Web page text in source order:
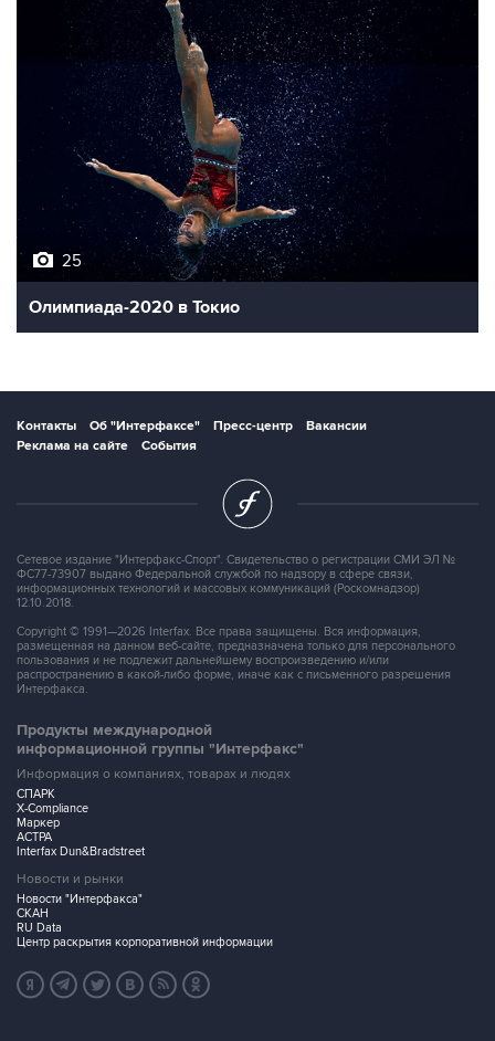
25
Олимпиада-2020 в Токио
Контакты Об "Интерфаксе" Пресс-центр
Вакансии
Реклама на сайте
События
Сетевое издание "Интерфакс-Спорт". Свидетельство о регистрации СМИ ЭЛ №
ФС77-73907 выдано Федеральной службой по надзору в сфере связи,
информационных технологий и массовых коммуникаций (Роскомнадзор)
12.10.2018.
Copyright © 1991—2026 Interfax. Все права защищены. Вся информация,
размещенная на данном веб-сайте, предназначена только для персонального
пользования и не подлежит дальнейшему воспроизведению и/или
распространению в какой-либо форме, иначе как с письменного разрешения
Интерфакса.
Продукты международной
информационной группы "Интерфакс"
Информация о компаниях, товарах и людях
СПАРК
X-Compliance
Маркер
АСТРА
Interfax Dun&Bradstreet
Новости и рынки
Новости "Интерфакса"
СКАН
RU Data
Центр раскрытия корпоративной информации